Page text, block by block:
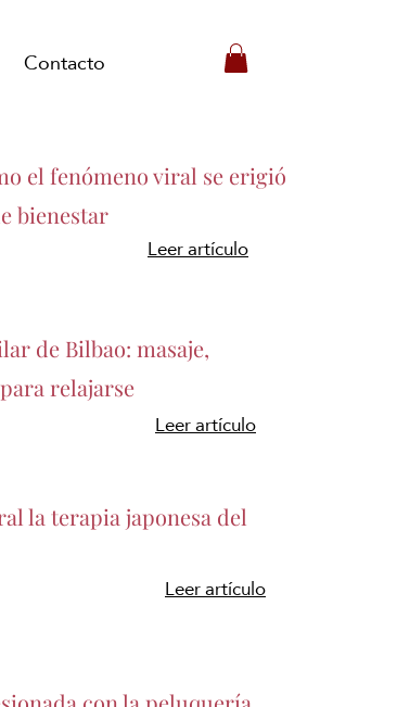
Contacto
el fenómeno viral se erigió
bienestar
Leer artículo
de Bilbao: masaje,
relajarse
Leer artículo
la terapia japonesa del
Leer artículo